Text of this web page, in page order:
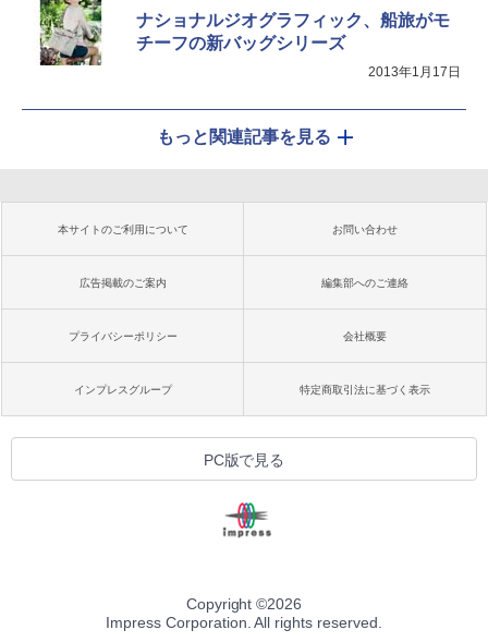
ナショナルジオグラフィック、船旅がモ
チーフの新バッグシリーズ
2013年1月17日
もっと関連記事を見る
本サイトのご利用について お問い合わせ
広告掲載のご案内 編集部へのご連絡
プライバシーポリシー 会社概要
インプレスグループ 特定商取引法に基づく表示
PC版で見る
Copyright ©2026
Impress Corporation. All rights reserved.